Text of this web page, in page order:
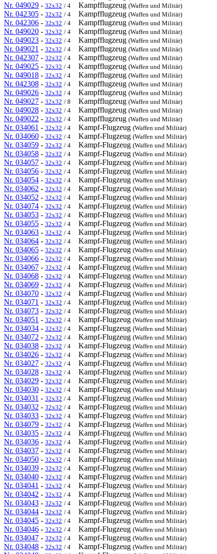
Nr. 049029 - 32x32 / 4 Kampfflugzeug (Waffen und Militär)
Nr. 042305 - 32x32 / 4 Kampfflugzeug (Waffen und Militär)
Nr. 042306 - 32x32 / 4 Kampfflugzeug (Waffen und Militär)
Nr. 049020 - 32x32 / 4 Kampfflugzeug (Waffen und Militär)
Nr. 049023 - 32x32 / 4 Kampfflugzeug (Waffen und Militär)
Nr. 049021 - 32x32 / 4 Kampfflugzeug (Waffen und Militär)
Nr. 042307 - 32x32 / 4 Kampfflugzeug (Waffen und Militär)
Nr. 049025 - 32x32 / 4 Kampfflugzeug (Waffen und Militär)
Nr. 049018 - 32x32 / 4 Kampfflugzeug (Waffen und Militär)
Nr. 042308 - 32x32 / 4 Kampfflugzeug (Waffen und Militär)
Nr. 049026 - 32x32 / 4 Kampfflugzeug (Waffen und Militär)
Nr. 049027 - 32x32 / 8 Kampfflugzeug (Waffen und Militär)
Nr. 049028 - 32x32 / 4 Kampfflugzeug (Waffen und Militär)
Nr. 049022 - 32x32 / 4 Kampfflugzeug (Waffen und Militär)
Nr. 034061 - 32x32 / 4 Kampf-Flugzeug (Waffen und Militär)
Nr. 034060 - 32x32 / 4 Kampf-Flugzeug (Waffen und Militär)
Nr. 034059 - 32x32 / 4 Kampf-Flugzeug (Waffen und Militär)
Nr. 034058 - 32x32 / 4 Kampf-Flugzeug (Waffen und Militär)
Nr. 034057 - 32x32 / 4 Kampf-Flugzeug (Waffen und Militär)
Nr. 034056 - 32x32 / 4 Kampf-Flugzeug (Waffen und Militär)
Nr. 034054 - 32x32 / 4 Kampf-Flugzeug (Waffen und Militär)
Nr. 034062 - 32x32 / 4 Kampf-Flugzeug (Waffen und Militär)
Nr. 034052 - 32x32 / 4 Kampf-Flugzeug (Waffen und Militär)
Nr. 034074 - 32x32 / 4 Kampf-Flugzeug (Waffen und Militär)
Nr. 034053 - 32x32 / 4 Kampf-Flugzeug (Waffen und Militär)
Nr. 034055 - 32x32 / 4 Kampf-Flugzeug (Waffen und Militär)
Nr. 034063 - 32x32 / 4 Kampf-Flugzeug (Waffen und Militär)
Nr. 034064 - 32x32 / 4 Kampf-Flugzeug (Waffen und Militär)
Nr. 034065 - 32x32 / 4 Kampf-Flugzeug (Waffen und Militär)
Nr. 034066 - 32x32 / 4 Kampf-Flugzeug (Waffen und Militär)
Nr. 034067 - 32x32 / 4 Kampf-Flugzeug (Waffen und Militär)
Nr. 034068 - 32x32 / 4 Kampf-Flugzeug (Waffen und Militär)
Nr. 034069 - 32x32 / 4 Kampf-Flugzeug (Waffen und Militär)
Nr. 034070 - 32x32 / 4 Kampf-Flugzeug (Waffen und Militär)
Nr. 034071 - 32x32 / 4 Kampf-Flugzeug (Waffen und Militär)
Nr. 034073 - 32x32 / 4 Kampf-Flugzeug (Waffen und Militär)
Nr. 034051 - 32x32 / 4 Kampf-Flugzeug (Waffen und Militär)
Nr. 034034 - 32x32 / 4 Kampf-Flugzeug (Waffen und Militär)
Nr. 034072 - 32x32 / 4 Kampf-Flugzeug (Waffen und Militär)
Nr. 034038 - 32x32 / 4 Kampf-Flugzeug (Waffen und Militär)
Nr. 034026 - 32x32 / 4 Kampf-Flugzeug (Waffen und Militär)
Nr. 034027 - 32x32 / 4 Kampf-Flugzeug (Waffen und Militär)
Nr. 034028 - 32x32 / 4 Kampf-Flugzeug (Waffen und Militär)
Nr. 034029 - 32x32 / 4 Kampf-Flugzeug (Waffen und Militär)
Nr. 034030 - 32x32 / 4 Kampf-Flugzeug (Waffen und Militär)
Nr. 034031 - 32x32 / 4 Kampf-Flugzeug (Waffen und Militär)
Nr. 034032 - 32x32 / 4 Kampf-Flugzeug (Waffen und Militär)
Nr. 034033 - 32x32 / 4 Kampf-Flugzeug (Waffen und Militär)
Nr. 034079 - 32x32 / 4 Kampf-Flugzeug (Waffen und Militär)
Nr. 034035 - 32x32 / 4 Kampf-Flugzeug (Waffen und Militär)
Nr. 034036 - 32x32 / 4 Kampf-Flugzeug (Waffen und Militär)
Nr. 034037 - 32x32 / 4 Kampf-Flugzeug (Waffen und Militär)
Nr. 034050 - 32x32 / 4 Kampf-Flugzeug (Waffen und Militär)
Nr. 034039 - 32x32 / 4 Kampf-Flugzeug (Waffen und Militär)
Nr. 034040 - 32x32 / 4 Kampf-Flugzeug (Waffen und Militär)
Nr. 034041 - 32x32 / 4 Kampf-Flugzeug (Waffen und Militär)
Nr. 034042 - 32x32 / 4 Kampf-Flugzeug (Waffen und Militär)
Nr. 034043 - 32x32 / 4 Kampf-Flugzeug (Waffen und Militär)
Nr. 034044 - 32x32 / 4 Kampf-Flugzeug (Waffen und Militär)
Nr. 034045 - 32x32 / 4 Kampf-Flugzeug (Waffen und Militär)
Nr. 034046 - 32x32 / 4 Kampf-Flugzeug (Waffen und Militär)
Nr. 034047 - 32x32 / 4 Kampf-Flugzeug (Waffen und Militär)
Nr. 034048 - 32x32 / 4 Kampf-Flugzeug (Waffen und Militär)